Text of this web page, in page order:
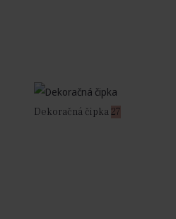
Dekoračná čipka 27